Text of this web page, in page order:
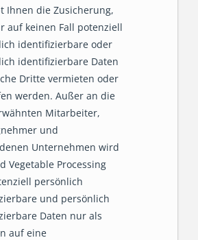
Ihnen die Zusicherung,
auf keinen Fall potenziell
identifizierbare oder
identifizierbare Daten
Dritte vermieten oder
werden. Außer an die
Mitarbeiter,
und
Unternehmen wird
Vegetable Processing
persönlich
und persönlich
Daten nur als
auf eine